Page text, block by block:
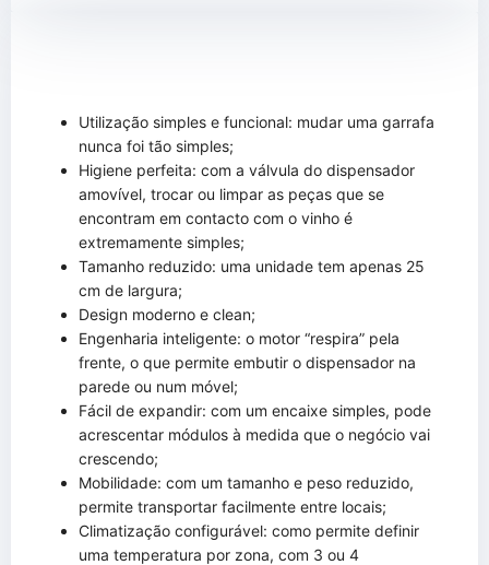
Utilização simples e funcional: mudar uma garrafa
nunca foi tão simples;
Higiene perfeita: com a válvula do dispensador
amovível, trocar ou limpar as peças que se
encontram em contacto com o vinho é
extremamente simples;
Tamanho reduzido: uma unidade tem apenas 25
cm de largura;
Design moderno e clean;
Engenharia inteligente: o motor “respira” pela
frente, o que permite embutir o dispensador na
parede ou num móvel;
Fácil de expandir: com um encaixe simples, pode
acrescentar módulos à medida que o negócio vai
crescendo;
Mobilidade: com um tamanho e peso reduzido,
permite transportar facilmente entre locais;
Climatização configurável: como permite definir
uma temperatura por zona, com 3 ou 4